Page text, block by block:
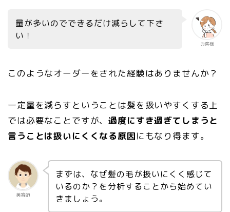
お客様
量が多いのでできるだけ減らして下さ
い！
このようなオーダーをされた経験はありませんか？
一定量を減らすということは髪を扱いやすくする上
では必要なことですが、過度にすき過ぎてしまうと
言うことは扱いにくくなる原因にもなり得ます。
美容師
まずは、なぜ髪の毛が扱いにくく感じて
いるのか？を分析することから始めてい
きましょう。